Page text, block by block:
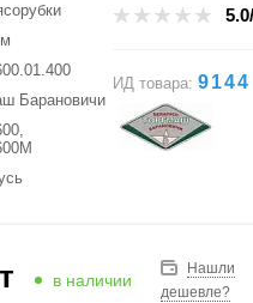
Барановичи
ИД товара: 9144
в наличии
Нашли
дешевле?